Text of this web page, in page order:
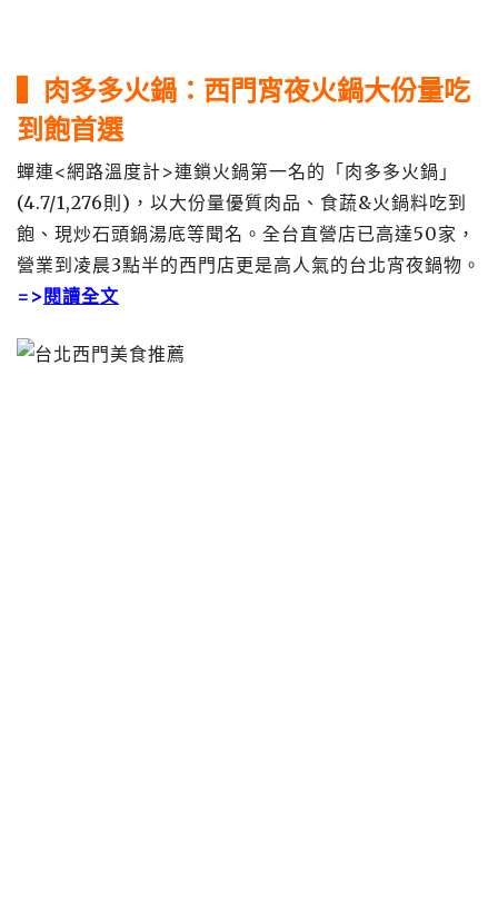
▍肉多多火鍋：西門宵夜火鍋大份量吃
到飽首選
蟬連<網路溫度計>連鎖火鍋第一名的「肉多多火鍋」
(4.7/1,276則)，以大份量優質肉品、食蔬&火鍋料吃到
飽、現炒石頭鍋湯底等聞名。全台直營店已高達50家，
營業到凌晨3點半的西門店更是高人氣的台北宵夜鍋物。
=>閱讀全文